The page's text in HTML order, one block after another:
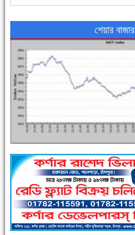
এক সপ্তাহে শনাক্ত বেড়েছে ৫৫%, মৃত্যু ৪৬%
পুলিশ সদস্যদের জন্যে এসপির মৌসুমি ফল উপহার
শেয়ার বাজার